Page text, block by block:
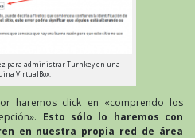
para administrar Turnkey en una
VirtualBox.
haremos click en «comprendo los
Esto sólo lo haremos con
en nuestra propia red de área